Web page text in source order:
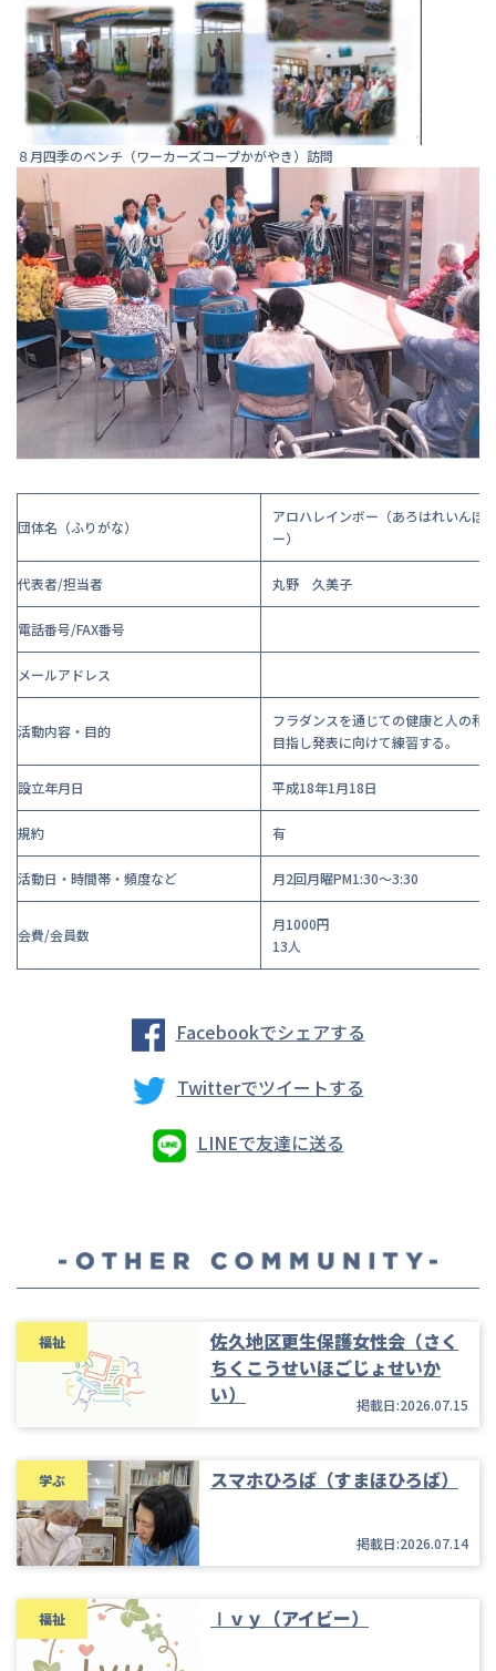
８月四季のベンチ（ワーカーズコープかがやき）訪問
団体名（ふりがな）
アロハレインボー（あろはれいんぼ
ー）
代表者/担当者 丸野 久美子
電話番号/FAX番号
メールアドレス
活動内容・目的
フラダンスを通じての健康と人の和
目指し発表に向けて練習する。
設立年月日 平成18年1月18日
規約 有
活動日・時間帯・頻度など 月2回月曜PM1:30～3:30
会費/会員数
月1000円
13人
Facebookでシェアする
Twitterでツイートする
LINEで友達に送る
福祉
佐久地区更生保護女性会（さく
ちくこうせいほごじょせいか
い）
掲載日:2026.07.15
学ぶ スマホひろば（すまほひろば）
掲載日:2026.07.14
福祉 Ⅰｖｙ（アイビー）